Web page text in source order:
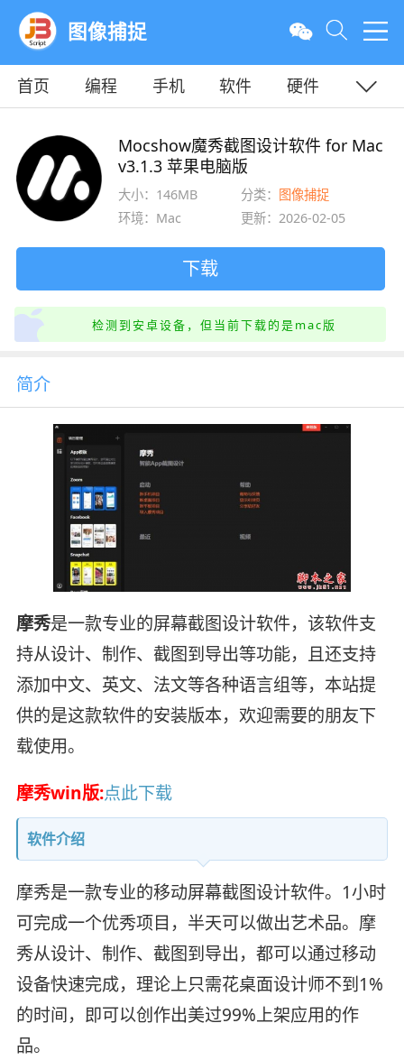
图像捕捉
首页 编程 手机 软件
硬件
Mocshow魔秀截图设计软件 for Mac
v3.1.3 苹果电脑版
大小：146MB 分类： 图像捕捉
环境：Mac
更新：2026-02-05
下载
检测到安卓设备，但当前下载的是mac版
简介
摩秀是一款专业的屏幕截图设计软件，该软件支
持从设计、制作、截图到导出等功能，且还支持
添加中文、英文、法文等各种语言组等，本站提
供的是这款软件的安装版本，欢迎需要的朋友下
载使用。
摩秀win版:点此下载
软件介绍
摩秀是一款专业的移动屏幕截图设计软件。1小时
可完成一个优秀项目，半天可以做出艺术品。摩
秀从设计、制作、截图到导出，都可以通过移动
设备快速完成，理论上只需花桌面设计师不到1%
的时间，即可以创作出美过99%上架应用的作
品。